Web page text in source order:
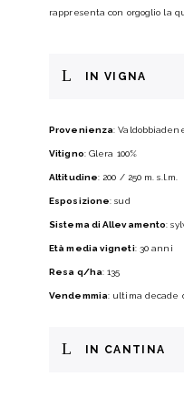
rappresenta con orgoglio la
IN VIGNA
Provenienza:
Vitigno: Glera 100%
Altitudine: 200 / 250 m. s.l.m.
Esposizione: sud
Sistema di Allevamento:
Età media vigneti: 30 anni
Resa q/ha: 135
Vendemmia: ultima decade
IN CANTINA